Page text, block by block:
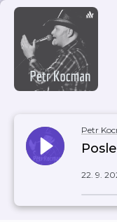
Petr
22. 9.